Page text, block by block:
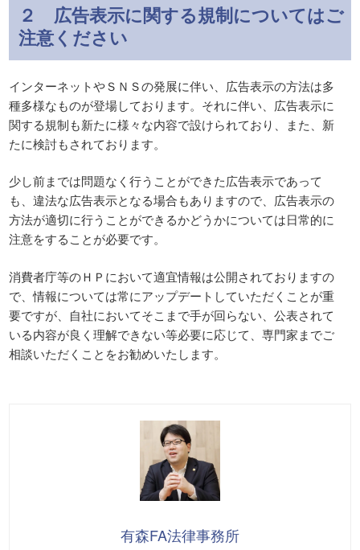
２ 広告表示に関する規制についてはご
注意ください
インターネットやＳＮＳの発展に伴い、広告表示の方法は多
種多様なものが登場しております。それに伴い、広告表示に
関する規制も新たに様々な内容で設けられており、また、新
たに検討もされております。
少し前までは問題なく行うことができた広告表示であって
も、違法な広告表示となる場合もありますので、広告表示の
方法が適切に行うことができるかどうかについては日常的に
注意をすることが必要です。
消費者庁等のＨＰにおいて適宜情報は公開されておりますの
で、情報については常にアップデートしていただくことが重
要ですが、自社においてそこまで手が回らない、公表されて
いる内容が良く理解できない等必要に応じて、専門家までご
相談いただくことをお勧めいたします。
有森FA法律事務所